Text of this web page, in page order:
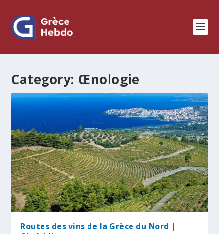
Category: Œnologie
Routes des vins de la Grèce du Nord |